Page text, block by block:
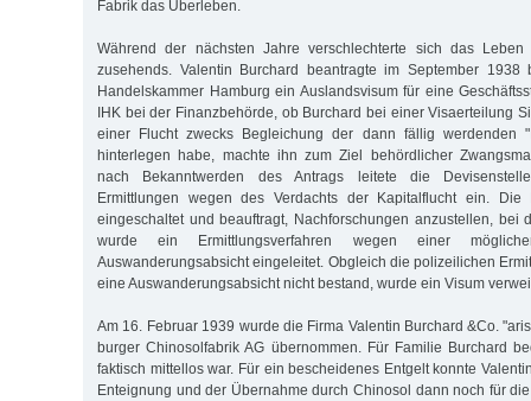
Fabrik das Überleben.
Während der nächsten Jahre verschlechterte sich das
zusehends. Valentin Burchard beantragte im September
Handelskammer Hamburg ein Auslandsvisum für eine
IHK bei der Finanz­be­hörde, ob Burchard bei einer Visaerteilung
einer Flucht zwecks Be­gleichung der dann fällig werdenden
hinterlegen habe, machte ihn zum Ziel behördlicher
nach Bekanntwerden des Antrags leitete die
Ermittlungen wegen des Verdachts der Kapital­flucht ein. Die
eingeschaltet und beauftragt, Nachforschungen anzustellen, bei
wurde ein Ermittlungsverfahren wegen einer
Auswanderungsabsicht eingeleitet. Obgleich die polizeilichen
eine Auswanderungsabsicht nicht bestand, wurde ein Visum
Am 16. Februar 1939 wurde die Firma Valentin Burchard &Co.
burger Chinosolfabrik AG übernommen. Für Familie Burchard
faktisch mittellos war. Für ein bescheidenes Entgelt konnte
Ent­eig­nung und der Übernahme durch Chinosol dann noch für